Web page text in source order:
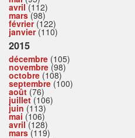
avril(112)
mars(98)
février(122)
janvier(110)
2015
décembre (105)
novembre (98)
octobre (108)
septembre (100)
août (76)
juillet(106)
juin (113)
mai (106)
avril(128)
mars(119)